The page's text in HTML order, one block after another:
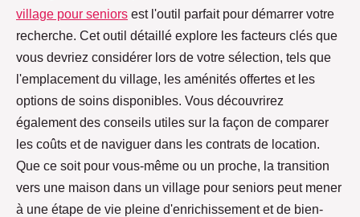
Amandine•14 mai 2024•1 min de lecture
village pour seniors est l'outil parfait pour démarrer votre
recherche. Cet outil détaillé explore les facteurs clés que
vous devriez considérer lors de votre sélection, tels que
l'emplacement du village, les aménités offertes et les
options de soins disponibles. Vous découvrirez
également des conseils utiles sur la façon de comparer
les coûts et de naviguer dans les contrats de location.
Que ce soit pour vous-même ou un proche, la transition
vers une maison dans un village pour seniors peut mener
à une étape de vie pleine d'enrichissement et de bien-